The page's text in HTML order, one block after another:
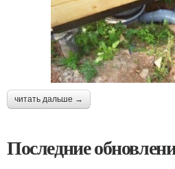
читать дальше →
Последние